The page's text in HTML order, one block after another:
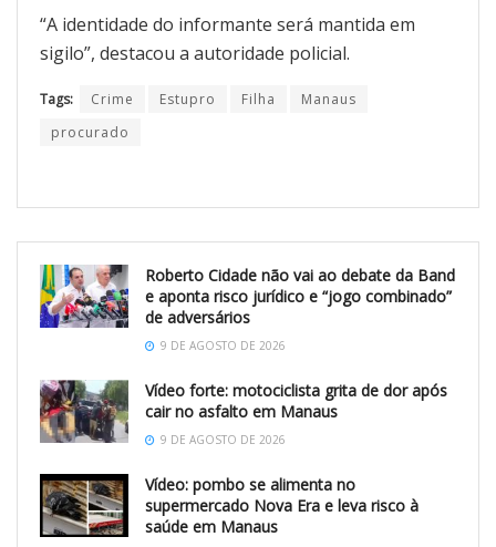
“A identidade do informante será mantida em
sigilo”, destacou a autoridade policial.
Tags: Crime Estupro Filha
Manaus
procurado
Roberto Cidade não vai ao debate da Band
e aponta risco jurídico e “jogo combinado”
de adversários
9 DE AGOSTO DE 2026
Vídeo forte: motociclista grita de dor após
cair no asfalto em Manaus
9 DE AGOSTO DE 2026
Vídeo: pombo se alimenta no
supermercado Nova Era e leva risco à
saúde em Manaus